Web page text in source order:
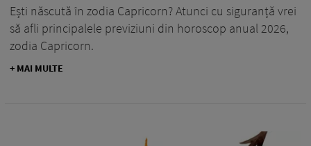
Ești născută în zodia Capricorn? Atunci cu siguranță vrei
să afli principalele previziuni din horoscop anual 2026,
zodia Capricorn.
+ MAI MULTE